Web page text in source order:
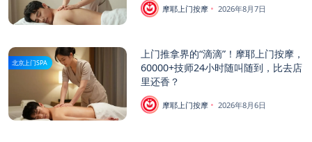
摩耶上门按摩 2026年8月7日
北京上门SPA
上门推拿界的“滴滴”！摩耶上门按摩，
60000+技师24小时随叫随到，比去店
里还香？
摩耶上门按摩 2026年8月6日